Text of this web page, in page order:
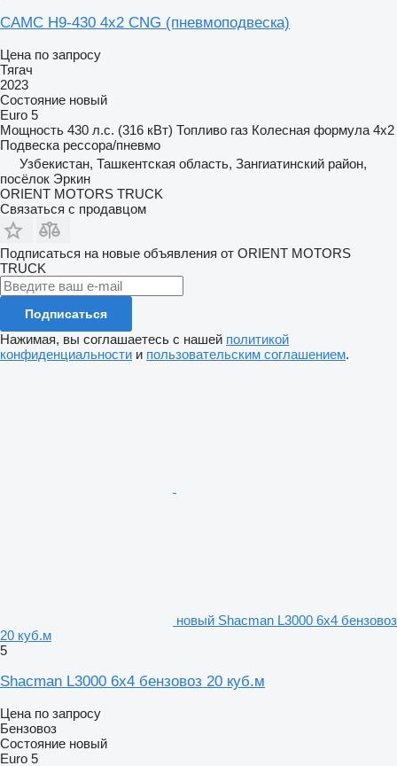
CAMC H9-430 4x2 CNG (пневмоподвеска)
Цена по запросу
Тягач
2023
Состояние новый
Euro 5
Мощность 430 л.с. (316 кВт) Топливо газ Колесная формула 4x2
Подвеска рессора/пневмо
Узбекистан, Ташкентская область, Зангиатинский район,
посёлок Эркин
ORIENT MOTORS TRUCK
Связаться с продавцом
Подписаться на новые объявления от ORIENT MOTORS
TRUCK
Подписаться
Нажимая, вы соглашаетесь с нашей политикой
конфиденциальности и пользовательским соглашением.
новый Shacman L3000 6x4 бензовоз
20 куб.м
5
Shacman L3000 6x4 бензовоз 20 куб.м
Цена по запросу
Бензовоз
Состояние новый
Euro 5